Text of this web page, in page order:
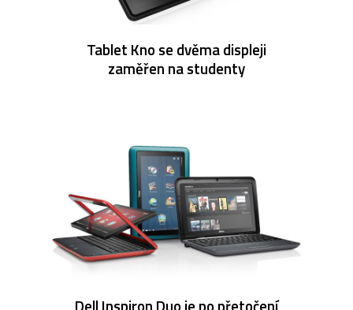
Tablet Kno se dvěma displeji
zaměřen na studenty